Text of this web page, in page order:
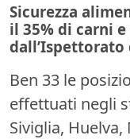
Sicurezza
il 35% di carni
dall’Ispettorato
Ben 33 le
effettuati negli
Siviglia,